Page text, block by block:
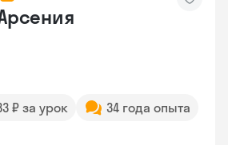
₽ за урок
34 года опыта